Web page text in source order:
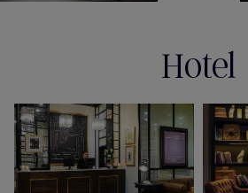
Hotel